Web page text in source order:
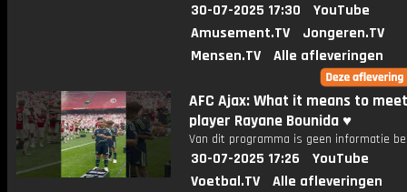
30-07-2025 17:30
YouTube
Amusement.TV
Jongeren.TV
Mensen.TV
Alle afleveringen
AFC Ajax: What it means to
player Rayane Bounida ♥️
Van dit programma is geen informatie
30-07-2025 17:26
YouTube
Voetbal.TV
Alle afleveringen